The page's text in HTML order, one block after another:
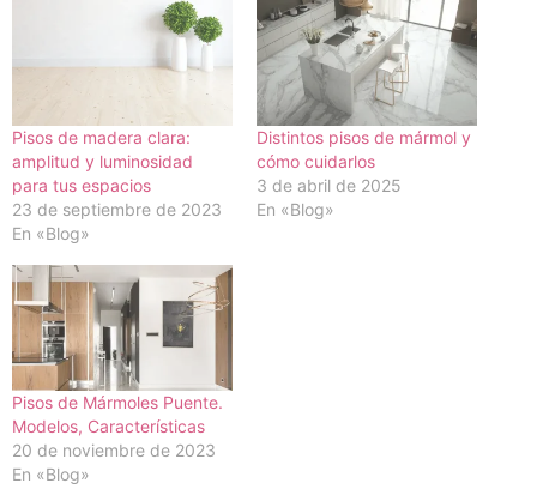
Pisos de madera clara:
amplitud y luminosidad
para tus espacios
23 de septiembre de 2023
En «Blog»
Distintos pisos de mármol y
cómo cuidarlos
3 de abril de 2025
En «Blog»
Pisos de Mármoles Puente.
Modelos, Características
20 de noviembre de 2023
En «Blog»